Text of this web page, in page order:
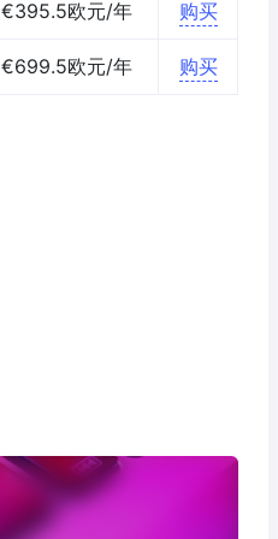
€395.5欧元/年 购买
€699.5欧元/年 购买